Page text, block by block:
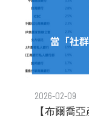
2026-02-09
【布爾喬